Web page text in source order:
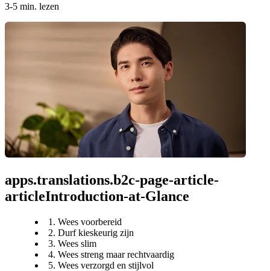
3-5 min. lezen
apps.translations.b2c-page-article-
articleIntroduction-at-Glance
1. Wees voorbereid
2. Durf kieskeurig zijn
3. Wees slim
4. Wees streng maar rechtvaardig
5. Wees verzorgd en stijlvol